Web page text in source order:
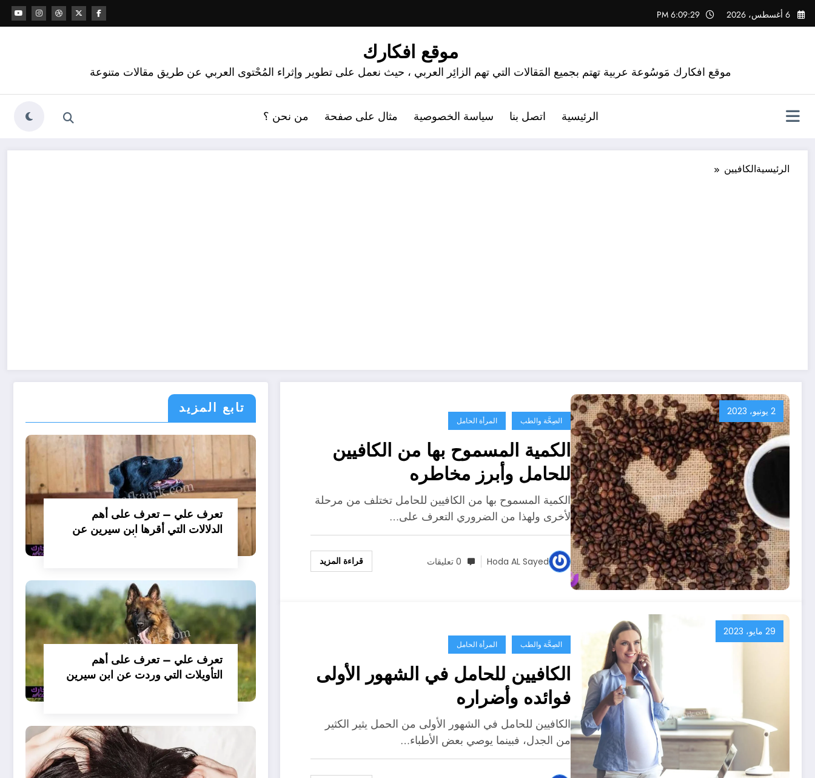
التجاوز
إلى
6 أغسطس، 2026 6:09:30 PM
موقع افكارك
موقع افكارك مَوسُوعة عربية تهتم بجميع المَقالات التي تهم الزائِر العربي ، حيث نعمل على تطوير وإثراء المُحْتوى العربي عن طريق مقالات متنوعة
الرئيسية اتصل بنا سياسة الخصوصية مثال على صفحة من نحن ؟
الرئيسيةالكافيين
2 يونيو، 2023
الصِحَّة والطب المرأة الحامل
الكمية المسموح بها من الكافيين
للحامل وأبرز مخاطره
الكمية المسموح بها من الكافيين للحامل تختلف من مرحلة
لأخرى ولهذا من الضروري التعرف على…
Hoda AL Sayed 0 تعليقات قراءة المزيد
29 مايو، 2023
الصِحَّة والطب المرأة الحامل
الكافيين للحامل في الشهور الأولى
فوائده وأضراره
الكافيين للحامل في الشهور الأولى من الحمل يثير الكثير
من الجدل، فبينما يوصي بعض الأطباء…
تابع المزيد
تعرف علي – تعرف على أهم
الدلالات التي أقرها ابن سيرين عن
تعرف علي – تعرف على أهم
التأويلات التي وردت عن ابن سيرين